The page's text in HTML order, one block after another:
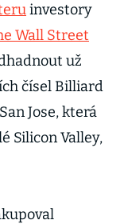
investory
Wall Street
už
čísel Billiard
Jose, která
Silicon Valley,